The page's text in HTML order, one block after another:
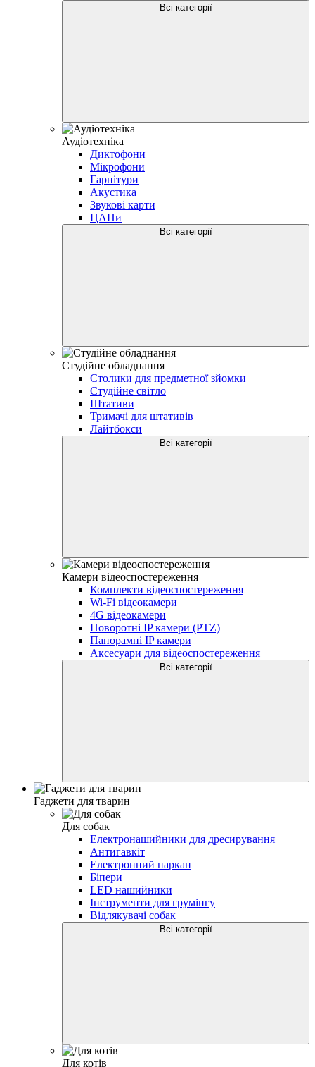
Всі категорії
Аудіотехніка
Диктофони
Мікрофони
Гарнітури
Акустика
Звукові карти
ЦАПи
Всі категорії
Студійне обладнання
Столики для предметної зйомки
Студійне світло
Штативи
Тримачі для штативів
Лайтбокси
Всі категорії
Камери відеоспостереження
Комплекти відеоспостереження
Wi-Fi відеокамери
4G відеокамери
Поворотні IP камери (PTZ)
Панорамні IP камери
Аксесуари для відеоспостереження
Всі категорії
Гаджети для тварин
Для собак
Електронашийники для дресирування
Антигавкіт
Електронний паркан
Біпери
LED нашийники
Інструменти для грумінгу
Відлякувачі собак
Всі категорії
Для котів